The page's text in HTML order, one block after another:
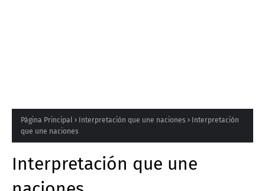
Página Principal Interpretación que une naciones
Interpretación
que une naciones
Interpretación que une